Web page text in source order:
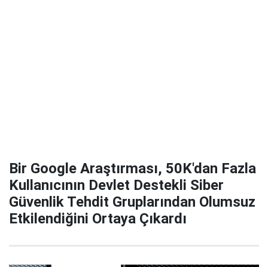
Bir Google Araştırması, 50K'dan Fazla
Kullanıcının Devlet Destekli Siber
Güvenlik Tehdit Gruplarından Olumsuz
Etkilendiğini Ortaya Çıkardı